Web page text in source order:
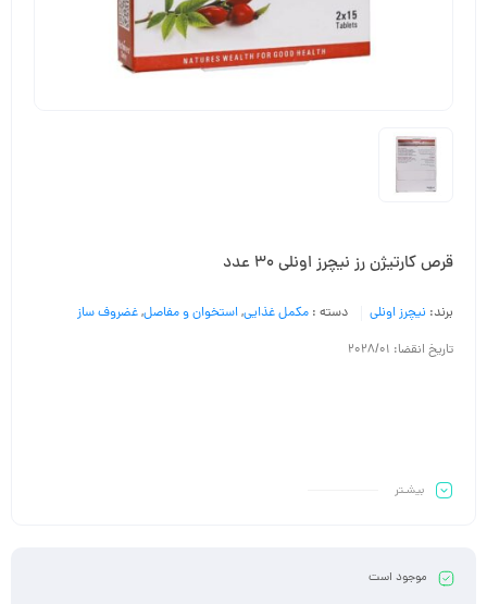
قرص کارتیژن رز نیچرز اونلی 30 عدد
برند: نیچرز اونلی دسته : مکمل غذایی,استخوان و مفاصل,غضروف ساز
تاریخ انقضا: 2028/01
بیشـتر
موجود است